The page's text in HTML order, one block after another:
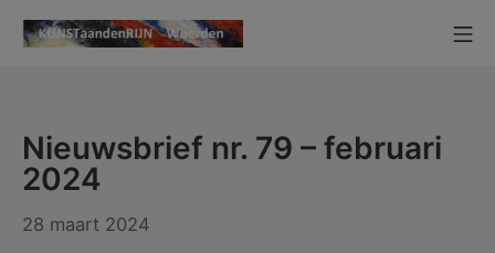
naar
Nieuwsbrief nr. 79 – februari
2024
28 maart 2024